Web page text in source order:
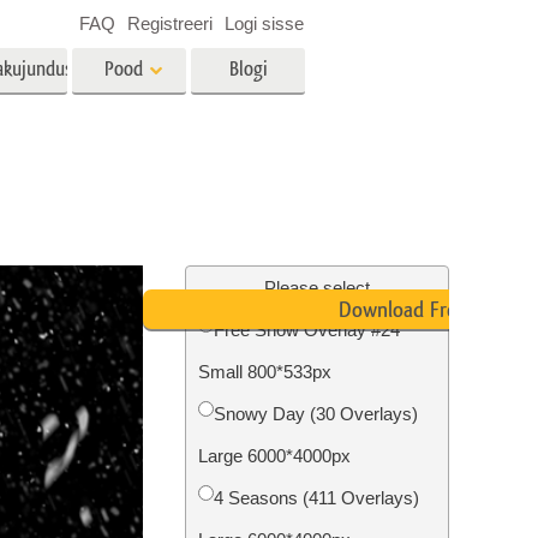
Fotode taastamine
Pood
videoülekatted
Blogi
FAQ Registreeri Logi sisse
Please select
Free Snow Overlay #24
Small 800*533px
Snowy Day (30 Overlays)
Large 6000*4000px
4 Seasons (411 Overlays)
Download Free